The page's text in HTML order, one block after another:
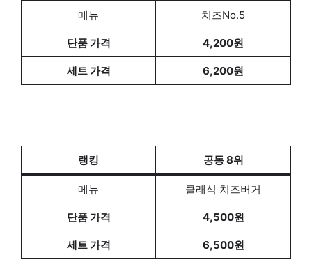
메뉴 치즈No.5
단품 가격 4,200원
세트 가격 6,200원
랭킹 공동 8위
메뉴 클래식 치즈버거
단품 가격 4,500원
세트 가격 6,500원